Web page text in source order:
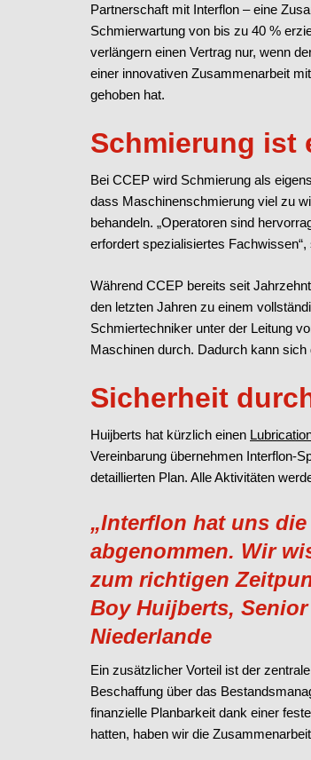
Partnerschaft mit Interflon – eine
Schmierwartung von bis zu 40 %
verlängern einen Vertrag nur, wenn
einer innovativen Zusammenarbeit
gehoben hat.
Schmierung ist
Bei CCEP wird Schmierung als
dass Maschinenschmierung viel zu
behandeln. „Operatoren sind
erfordert spezialisiertes Fachwissen“,
Während CCEP bereits seit
den letzten Jahren zu einem
Schmiertechniker unter der Leitung
Maschinen durch. Dadurch kann
Sicherheit
Huijberts hat kürzlich einen
Vereinbarung übernehmen Interflon-
detaillierten Plan. Alle Aktivitäten
„Interflon hat uns
abgenommen. Wir
zum richtigen
Boy Huijberts, Senior
Niederlande
Ein zusätzlicher Vorteil ist der
Beschaffung über das
finanzielle Planbarkeit dank einer
hatten, haben wir die